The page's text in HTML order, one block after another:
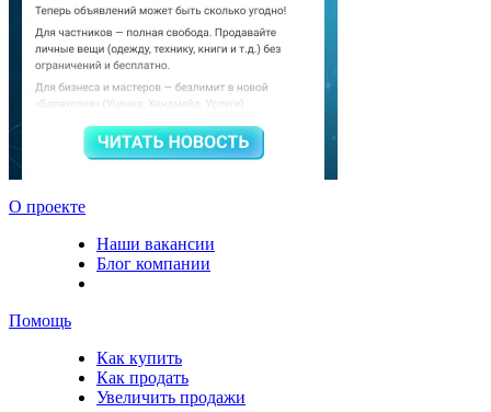
О проекте
Наши вакансии
Блог компании
Помощь
Как купить
Как продать
Увеличить продажи